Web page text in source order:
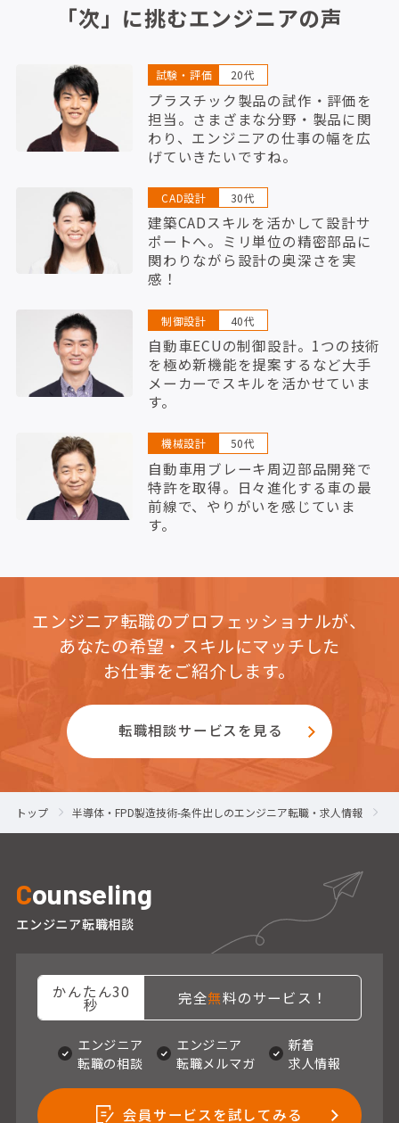
「次」に挑むエンジニアの声
試験・評価 20代
プラスチック製品の試作・評価を
担当。さまざまな分野・製品に関
わり、エンジニアの仕事の幅を広
げていきたいですね。
CAD設計 30代
建築CADスキルを活かして設計サ
ポートへ。ミリ単位の精密部品に
関わりながら設計の奥深さを実
感！
制御設計 40代
自動車ECUの制御設計。1つの技術
を極め新機能を提案するなど大手
メーカーでスキルを活かせていま
す。
機械設計 50代
自動車用ブレーキ周辺部品開発で
特許を取得。日々進化する車の最
前線で、やりがいを感じていま
す。
エンジニア転職のプロフェッショナルが、
あなたの希望・スキルにマッチした
お仕事をご紹介します。
転職相談サービスを見る
トップ 半導体・FPD製造技術-条件出しのエンジニア転職・求人情報
Counseling
エンジニア転職相談
かんたん30
秒 完全無料のサービス！
エンジニア
転職の相談
エンジニア
転職メルマガ
新着
求人情報
会員サービスを試してみる